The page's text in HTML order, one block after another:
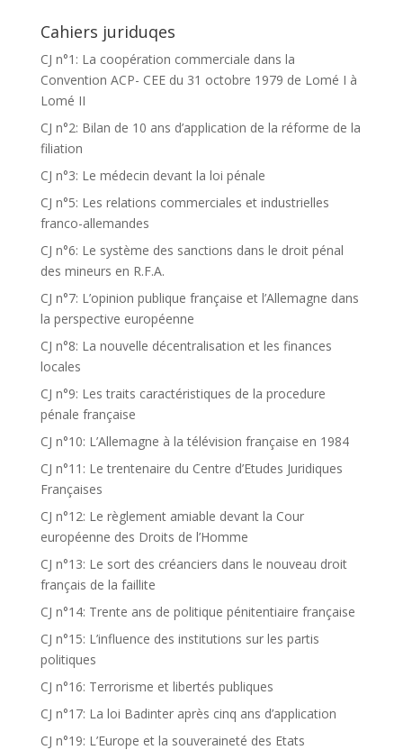
Cahiers juriduqes
CJ n°1: La coopération commerciale dans la
Convention ACP- CEE du 31 octobre 1979 de Lomé I à
Lomé II
CJ n°2: Bilan de 10 ans d’application de la réforme de la
filiation
CJ n°3: Le médecin devant la loi pénale
CJ n°5: Les relations commerciales et industrielles
franco-allemandes
CJ n°6: Le système des sanctions dans le droit pénal
des mineurs en R.F.A.
CJ n°7: L’opinion publique française et l’Allemagne dans
la perspective européenne
CJ n°8: La nouvelle décentralisation et les finances
locales
CJ n°9: Les traits caractéristiques de la procedure
pénale française
CJ n°10: L’Allemagne à la télévision française en 1984
CJ n°11: Le trentenaire du Centre d’Etudes Juridiques
Françaises
CJ n°12: Le règlement amiable devant la Cour
européenne des Droits de l’Homme
CJ n°13: Le sort des créanciers dans le nouveau droit
français de la faillite
CJ n°14: Trente ans de politique pénitentiaire française
CJ n°15: L’influence des institutions sur les partis
politiques
CJ n°16: Terrorisme et libertés publiques
CJ n°17: La loi Badinter après cinq ans d’application
CJ n°19: L’Europe et la souveraineté des Etats